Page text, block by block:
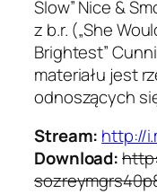
Slow” Nice &
z b.r. („She
Brightest”
materiału jest
odnoszących
Stream: http://
Download: